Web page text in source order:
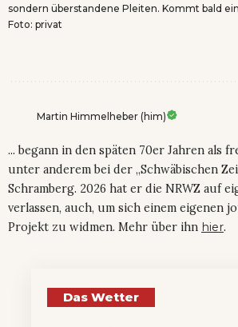
sondern überstandene Pleiten. Kommt bald
Foto: privat
Martin Himmelheber (him)
... begann in den späten 70er Jahren als
unter anderem bei der „Schwäbischen
Schramberg. 2026 hat er die NRWZ auf
verlassen, auch, um sich einem eigenen
Projekt zu widmen. Mehr über ihn hier.
Das Wetter